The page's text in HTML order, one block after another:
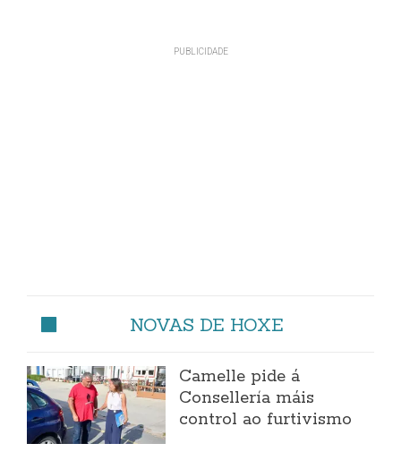
NOVAS DE HOXE
Camelle pide á
Consellería máis
control ao furtivismo